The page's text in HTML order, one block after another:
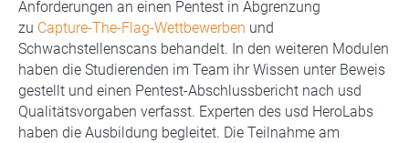
Anforderungen an einen Pentest in Abgrenzung
zu Capture-The-Flag-Wettbewerben und
Schwachstellenscans behandelt. In den weiteren Modulen
haben die Studierenden im Team ihr Wissen unter Beweis
gestellt und einen Pentest-Abschlussbericht nach usd
Qualitätsvorgaben verfasst. Experten des usd HeroLabs
haben die Ausbildung begleitet. Die Teilnahme am